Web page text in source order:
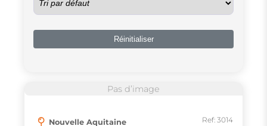
Réinitialiser
Pas d’image
Nouvelle Aquitaine Ref: 3014